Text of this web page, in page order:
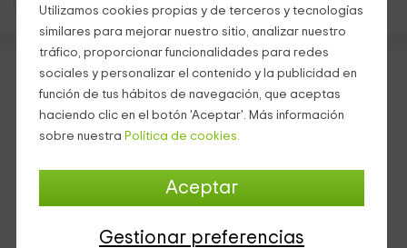
Utilizamos cookies propias y de terceros y tecnologías
similares para mejorar nuestro sitio, analizar nuestro
tráfico, proporcionar funcionalidades para redes
sociales y personalizar el contenido y la publicidad en
función de tus hábitos de navegación, que aceptas
haciendo clic en el botón 'Aceptar'. Más información
sobre nuestra Política de cookies.
Aceptar
Gestionar preferencias